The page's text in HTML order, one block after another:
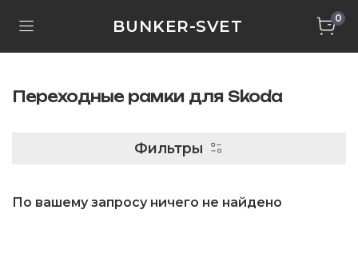
BUNKER-SVET 0
Переходные рамки для Skoda
Фильтры
По вашему запросу ничего не найдено